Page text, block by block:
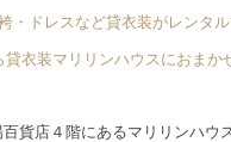
・ドレスなど貸衣装がレンタ
衣装マリリンハウスにおまか
貨店４階にあるマリリンハウ